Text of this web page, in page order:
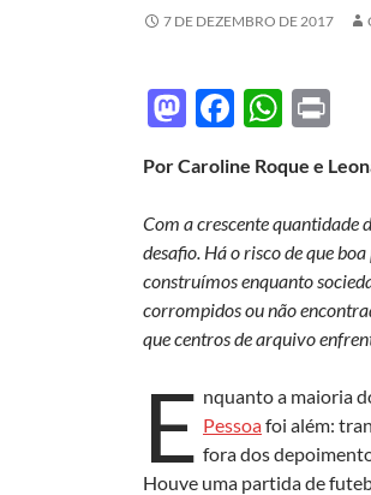
7 DE DEZEMBRO DE 2017
M
to
d
o
n
F
e
b
o
o
k
W
at
s
A
p
p
nt
Por Caroline Roque e
Com a crescente quantidade
desafio. Há o risco de que
construímos enquanto
corrompidos ou não
que centros de arquivo
E nquanto a maioria
Pessoafoi além:
fora dos
Houve uma partida de